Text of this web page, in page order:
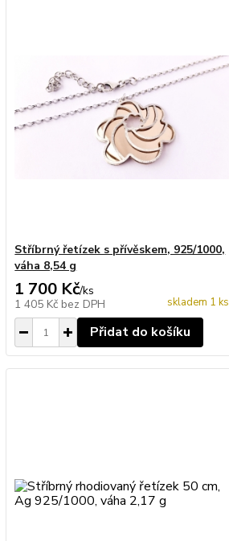
Stříbrný řetízek s přívěskem, 925/1000,
váha 8,54 g
1 700 Kč/ks
1 405 Kč bez DPH skladem 1 ks
Přidat do košíku